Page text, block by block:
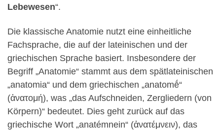
Lebewesen“.
Die klassische Anatomie nutzt eine einheitliche
Fachsprache, die auf der lateinischen und der
griechischen Sprache basiert. Insbesondere der
Begriff „Anatomie“ stammt aus dem spätlateinischen
„anatomia“ und dem griechischen „anatomḗ“
(ἀνατομή), was „das Aufschneiden, Zergliedern (von
Körpern)“ bedeutet. Dies geht zurück auf das
griechische Wort „anatémnein“ (ἀνατέμνειν), das